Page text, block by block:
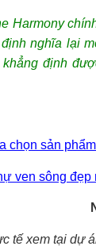
Harmony
nghĩa lại
định
chọn sản
ven sông đẹp
tế xem tại dự